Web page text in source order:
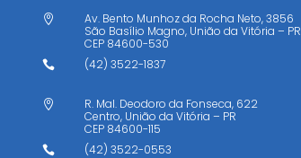

Av. Bento Munhoz da Rocha Neto, 3856
São Basílio Magno, União da Vitória – PR
CEP 84600-530
 (42) 3522-1837

R. Mal. Deodoro da Fonseca, 622
Centro, União da Vitória – PR
CEP 84600-115
 (42) 3522-0553